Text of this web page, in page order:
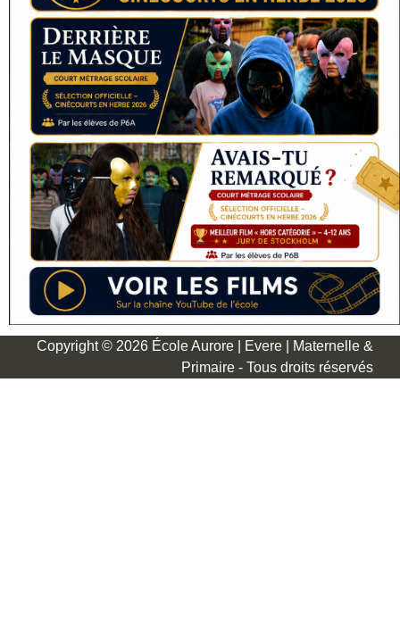
Copyright © 2026 École Aurore | Evere | Maternelle &
Primaire - Tous droits réservés